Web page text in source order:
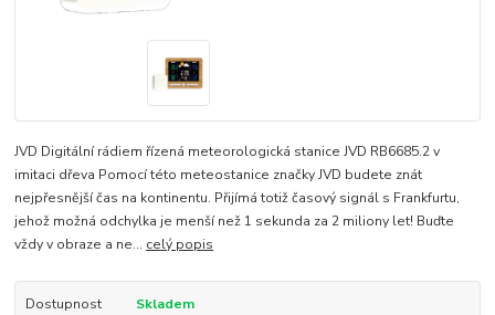
JVD Digitální rádiem řízená meteorologická stanice JVD RB6685.2 v
imitaci dřeva Pomocí této meteostanice značky JVD budete znát
nejpřesnější čas na kontinentu. Přijímá totiž časový signál s Frankfurtu,
jehož možná odchylka je menší než 1 sekunda za 2 miliony let! Buďte
vždy v obraze a ne... celý popis
Dostupnost Skladem